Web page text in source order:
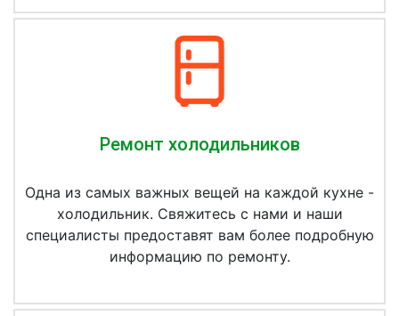
Ремонт холодильников
Одна из самых важных вещей на каждой кухне -
холодильник. Свяжитесь с нами и наши
специалисты предоставят вам более подробную
информацию по ремонту.